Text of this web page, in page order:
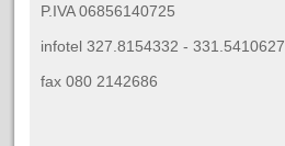
P.IVA 06856140725
infotel 327.8154332 - 331.5410627
fax 080 2142686